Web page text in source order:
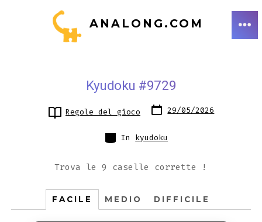
ANALONG.COM
Kyudoku #9729
Regole del gioco
Data
articolo
29/05/2026
Categorie
In kyudoku
Trova le 9 caselle corrette !
FACILE MEDIO DIFFICILE